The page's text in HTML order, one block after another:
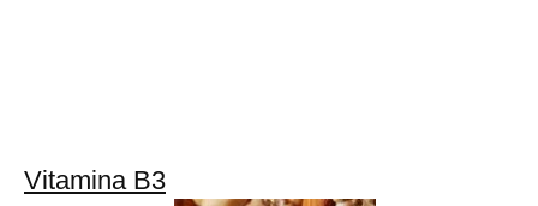
Vitamina B3